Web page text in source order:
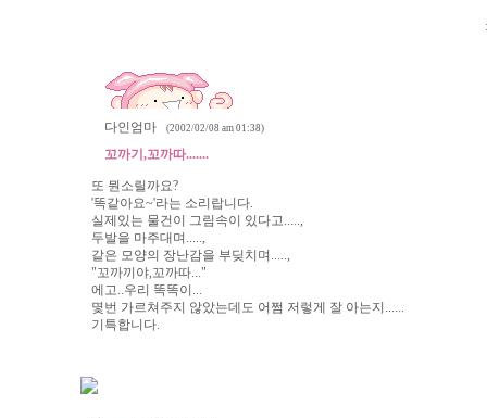
다인엄마 (2002/02/08 am 01:38)
꼬까기,꼬까따.......
또 뭔소릴까요?
'똑같아요~'라는 소리랍니다.
실제있는 물건이 그림속이 있다고.....,
두발을 마주대며.....,
같은 모양의 장난감을 부딪치며.....,
"꼬까끼야,꼬까따..."
에고..우리 똑똑이...
몇번 가르쳐주지 않았는데도 어쩜 저렇게 잘 아는지......
기특합니다.